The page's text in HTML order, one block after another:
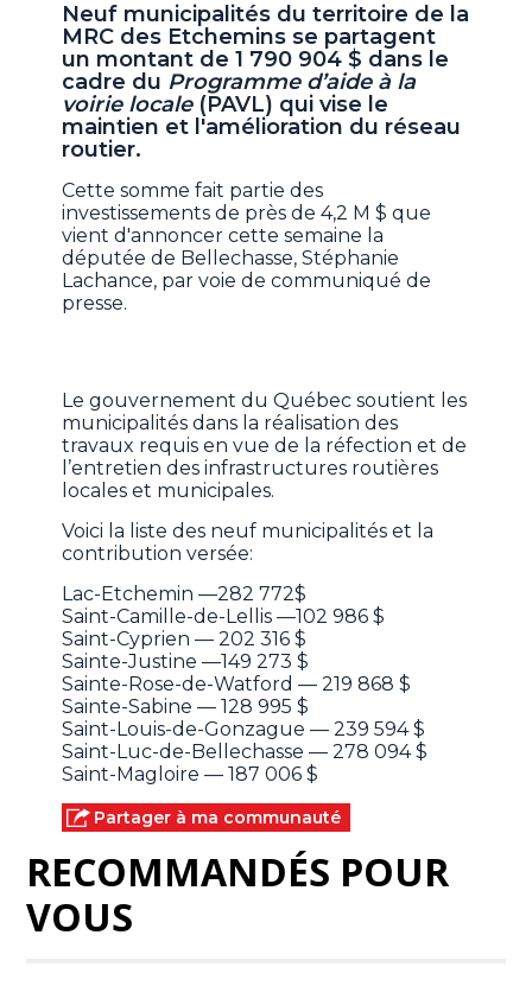
Neuf municipalités du territoire de la
MRC des Etchemins se partagent
un montant de 1 790 904 $ dans le
cadre du Programme d’aide à la
voirie locale(PAVL) qui vise le
maintien et l'amélioration du réseau
routier.
Cette somme fait partie des
investissements de près de 4,2 M $ que
vient d'annoncer cette semaine la
députée de Bellechasse, Stéphanie
Lachance, par voie de communiqué de
presse.
Le gouvernement du Québec soutient les
municipalités dans la réalisation des
travaux requis en vue de la réfection et de
l’entretien des infrastructures routières
locales et municipales.
Voici la liste des neuf municipalités et la
contribution versée:
Lac-Etchemin —282 772$
Saint-Camille-de-Lellis —102 986 $
Saint-Cyprien — 202 316 $
Sainte-Justine —149 273 $
Sainte-Rose-de-Watford — 219 868 $
Sainte-Sabine — 128 995 $
Saint-Louis-de-Gonzague — 239 594 $
Saint-Luc-de-Bellechasse — 278 094 $
Saint-Magloire — 187 006 $
Partager à ma communauté
RECOMMANDÉS POUR
VOUS